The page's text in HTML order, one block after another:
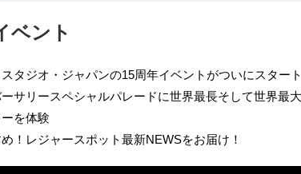
ベント
タジオ・ジャパンの15周年イベントがついにスタート
サリースペシャルパレードに世界最長そして世界最
を体験
！レジャースポット最新NEWSをお届け！